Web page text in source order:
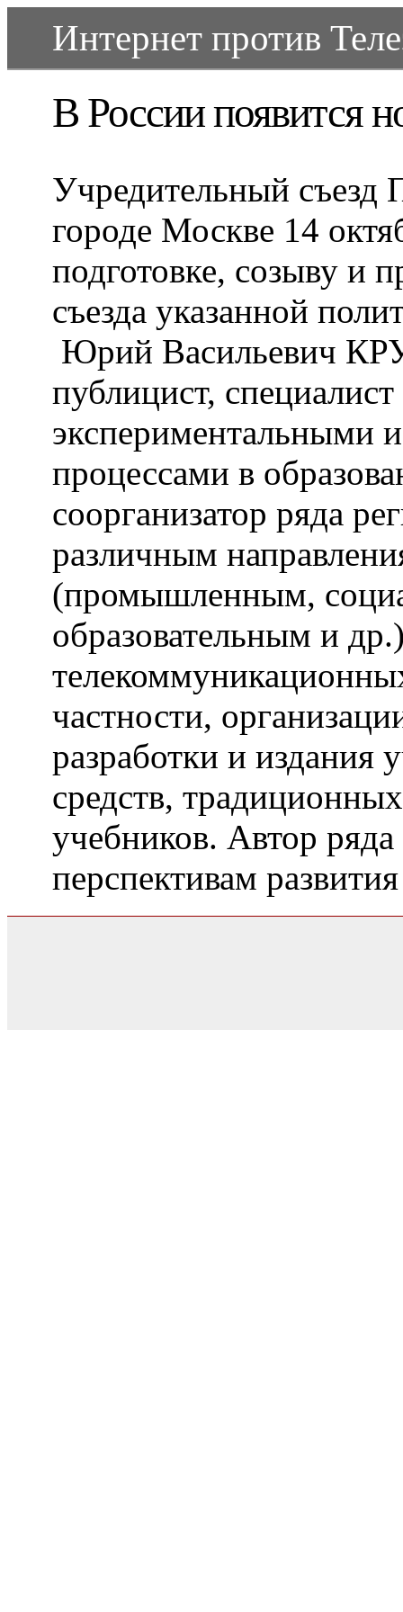
Интернет против
В России появится
Учредительный съезд
городе Москве 14
подготовке, созыву и
съезда указанной
Юрий Васильевич
публицист,
экспериментальными
процессами в
соорганизатор ряда
различным
(промышленным,
образовательным и
частности,
разработки и издания
средств,
учебников. Автор
перспективам